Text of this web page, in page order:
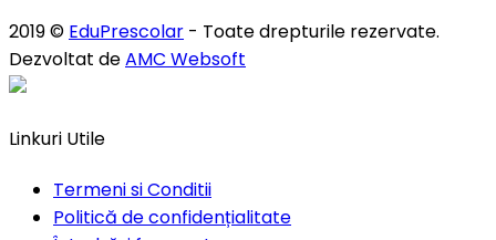
2019 © EduPrescolar - Toate drepturile rezervate.
Dezvoltat deAMC Websoft
Linkuri Utile
Termeni si Conditii
Politică de confidențialitate